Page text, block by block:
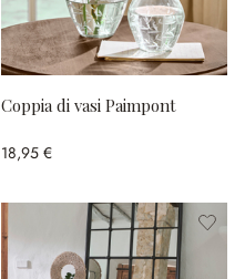
Coppia di vasi Paimpont
18,95 €